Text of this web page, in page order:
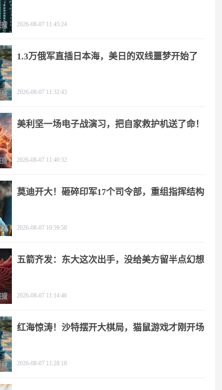
2026-08-07 11:45:24
1.3万俄军直插日本海，美日的双线噩梦开始了
2026-08-07 11:32:43
美利坚一场电子战演习，把自家救护机送了命！
2026-08-07 11:40:32
莫迪开大！砸碎印军17个司令部，重组指挥结构
2026-08-07 10:59:58
五箭齐发：东大这次出手，没给美方留半点幻想
2026-08-07 11:14:46
红海惊涛！沙特摆开大棋局，猫鼠游戏才刚开场
2026-08-07 11:28:18